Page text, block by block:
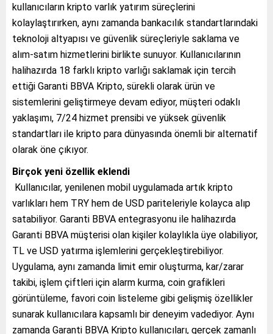
kullanıcıların kripto varlık yatırım süreçlerini
kolaylaştırırken, aynı zamanda bankacılık standartlarındaki
teknoloji altyapısı ve güvenlik süreçleriyle saklama ve
alım-satım hizmetlerini birlikte sunuyor. Kullanıcılarının
halihazırda 18 farklı kripto varlığı saklamak için tercih
ettiği Garanti BBVA Kripto, sürekli olarak ürün ve
sistemlerini geliştirmeye devam ediyor, müşteri odaklı
yaklaşımı, 7/24 hizmet prensibi ve yüksek güvenlik
standartları ile kripto para dünyasında önemli bir alternatif
olarak öne çıkıyor.
Birçok yeni özellik eklendi
Kullanıcılar, yenilenen mobil uygulamada artık kripto
varlıkları hem TRY hem de USD pariteleriyle kolayca alıp
satabiliyor. Garanti BBVA entegrasyonu ile halihazırda
Garanti BBVA müşterisi olan kişiler kolaylıkla üye olabiliyor,
TL ve USD yatırma işlemlerini gerçekleştirebiliyor.
Uygulama, aynı zamanda limit emir oluşturma, kar/zarar
takibi, işlem çiftleri için alarm kurma, coin grafikleri
görüntüleme, favori coin listeleme gibi gelişmiş özellikler
sunarak kullanıcılara kapsamlı bir deneyim vadediyor. Aynı
zamanda Garanti BBVA Kripto kullanıcıları, gerçek zamanlı